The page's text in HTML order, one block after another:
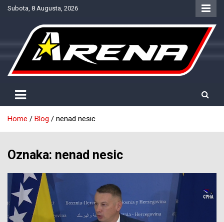
SkipSubota, 8 Augusta, 2026
NTV Arena
Home Blog nenad nesic
Oznaka: nenad nesic